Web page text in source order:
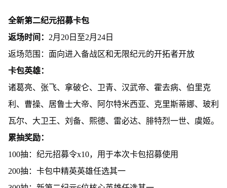
全新第二纪元招募卡包
返场时间： 2月20日至2月24日
返场范围：面向进入备战区和无限纪元的开拓者开放
卡包英雄：
诸葛亮、张飞、拿破仑、卫青、汉武帝、霍去病、伯里克
利、曹操、居鲁士大帝、阿尔特米西亚、克里斯蒂娜、玻利
瓦尔、大卫王、刘备、熙德、雷必达、腓特烈一世、虞姬。
累抽奖励：
100抽：纪元招募令x10，用于本次卡包招募使用
200抽：卡包中精英英雄任选其一